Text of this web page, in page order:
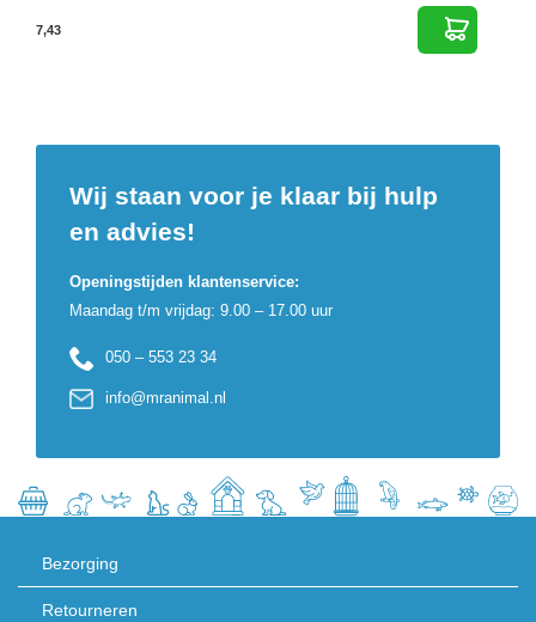
7,43
Wij staan voor je klaar bij hulp
en advies!
Openingstijden klantenservice:
Maandag t/m vrijdag: 9.00 – 17.00 uur
050 – 553 23 34
info@mranimal.nl
Bezorging
Retourneren